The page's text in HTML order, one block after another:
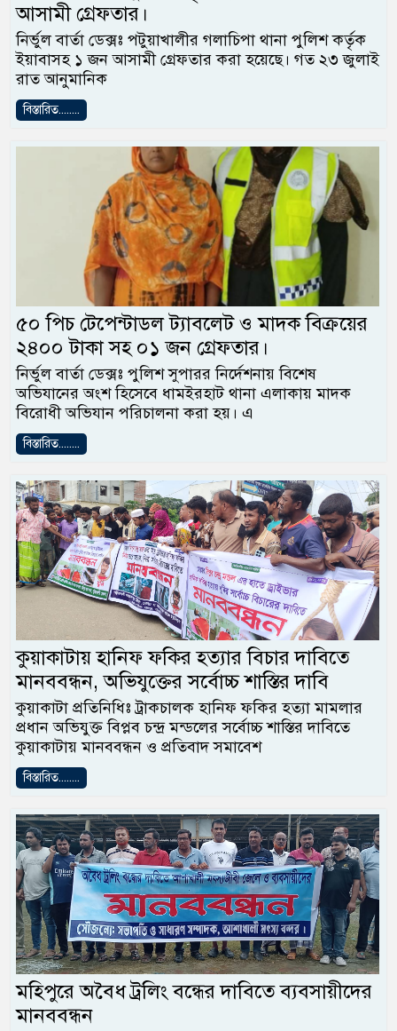
আসামী গ্রেফতার।
নির্ভুল বার্তা ডেক্সঃ পটুয়াখালীর গলাচিপা থানা পুলিশ কর্তৃক
ইয়াবাসহ ১ জন আসামী গ্রেফতার করা হয়েছে। গত ২৩ জুলাই
রাত আনুমানিক
বিস্তারিত........
৫০ পিচ টেপেন্টাডল ট্যাবলেট ও মাদক বিক্রয়ের
২৪০০ টাকা সহ ০১ জন গ্রেফতার।
নির্ভুল বার্তা ডেক্সঃ পুলিশ সুপারর নির্দেশনায় বিশেষ
অভিযানের অংশ হিসেবে ধামইরহাট থানা এলাকায় মাদক
বিরোধী অভিযান পরিচালনা করা হয়। এ
বিস্তারিত........
কুয়াকাটায় হানিফ ফকির হত্যার বিচার দাবিতে
মানববন্ধন, অভিযুক্তের সর্বোচ্চ শাস্তির দাবি
কুয়াকাটা প্রতিনিধিঃ ট্রাকচালক হানিফ ফকির হত্যা মামলার
প্রধান অভিযুক্ত বিপ্লব চন্দ্র মন্ডলের সর্বোচ্চ শাস্তির দাবিতে
কুয়াকাটায় মানববন্ধন ও প্রতিবাদ সমাবেশ
বিস্তারিত........
মহিপুরে অবৈধ ট্রলিং বন্ধের দাবিতে ব্যবসায়ীদের
মানববন্ধন